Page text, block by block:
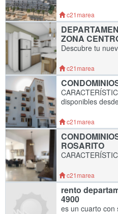
baños • Cocina •
Balcón • E
c21marea
ZONA
Descubre tu
Portofino, un
de
diseñadas para
y alta plusval
c21marea
disponibles
inlcuyen closet,
(parrilla, horno
lavasecado
c21marea
ROSARITO
disponibles
inlcuyen closet,
(parrilla, horno
lavasecadora,
c21marea
rento
4900
es un cuarto con